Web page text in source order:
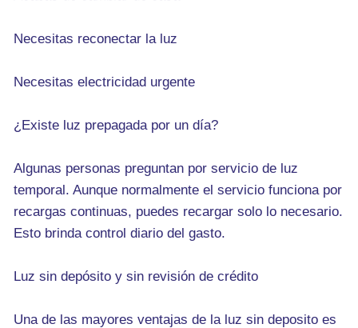
Necesitas reconectar la luz
Necesitas electricidad urgente
¿Existe luz prepagada por un día?
Algunas personas preguntan por servicio de luz
temporal. Aunque normalmente el servicio funciona por
recargas continuas, puedes recargar solo lo necesario.
Esto brinda control diario del gasto.
Luz sin depósito y sin revisión de crédito
Una de las mayores ventajas de la luz sin deposito es